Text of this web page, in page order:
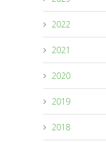
2022
2021
2020
2019
2018